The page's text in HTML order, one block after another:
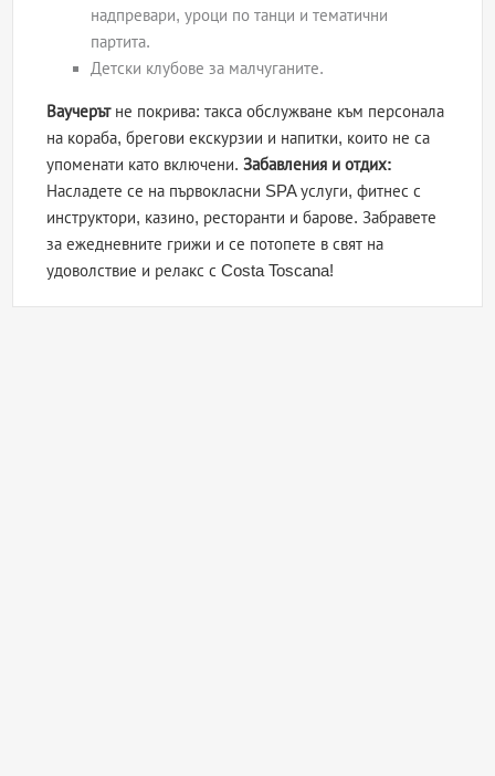
надпревари, уроци по танци и тематични
партита.
Детски клубове за малчуганите.
Ваучерътне покрива: такса обслужване към персонала
на кораба, брегови екскурзии и напитки, които не са
упоменати като включени.Забавления и отдих:
Насладете се на първокласни SPA услуги, фитнес с
инструктори, казино, ресторанти и барове. Забравете
за ежедневните грижи и се потопете в свят на
удоволствие и релакс с Costa Toscana!